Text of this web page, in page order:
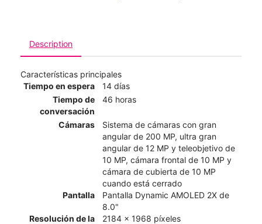
Description
Características principales
Tiempo en espera
14 días
Tiempo de
conversación
46 horas
Cámaras
Sistema de cámaras con gran
angular de 200 MP, ultra gran
angular de 12 MP y teleobjetivo de
10 MP, cámara frontal de 10 MP y
cámara de cubierta de 10 MP
cuando está cerrado
Pantalla
Pantalla Dynamic AMOLED 2X de
8.0"
Resolución de la
2184 x 1968 píxeles